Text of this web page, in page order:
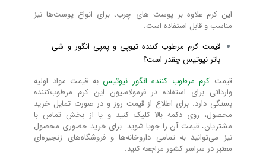
این کرم علاوه بر پوست های چرب، برای انواع پوست‌ها نیز
مناسب و قابل استفاده است.
قیمت کرم مرطوب کننده تیوپی و پمپی انگور و شی
باتر نیوتیس چقدر است؟
قیمت کرم مرطوب کننده انگور نیوتیسبه قیمت مواد اولیه
وارداتی برای استفاده در فرمولاسیون این کرم مرطوب‌کننده
بستگی دارد. برای اطلاع از قیمت روز و در صورت تمایل خرید
محصول، روی دکمه بالا کلیک کنید و یا از بخش تماس با
مشتریان، قیمت آن را جویا شوید. برای خرید حضوری محصول
نیز می‌توانید به تمامی داروخانه‌ها و فروشگاه‌های زنجیره‌ای
معتبر در سراسر کشور مراجعه کنید.